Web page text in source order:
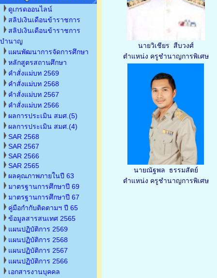
ดูเกรดออนไลน์
สลิปเงินเดือนข้าราชการ
สลิปเงินเดือนข้าราชการ
บำนาญ
แผนพัฒนาการจัดการศึกษา
หลักสูตรสถานศึกษา
คำสั่งแม่บท 2569
คำสั่งแม่บท 2568
คำสั่งแม่บท 2567
คำสั่งแม่บท 2566
ผลการประเมิน สมศ.(5)
ผลการประเมิน สมศ.(4)
SAR 2568
SAR 2567
SAR 2566
SAR 2565
ผลคุณภาพภายในปี 63
มาตรฐานการศึกษาปี 69
มาตรฐานการศึกษาปี 67
คู่มือกำกับติดตามฯ ปี 65
ข้อมูลสารสนเทศ 2565
แผนปฏิบัติการ 2569
แผนปฏิบัติการ 2568
แผนปฏิบัติการ 2567
แผนปฏิบัติการ 2566
เอกสารงานบุคคล
นายวิเชียร สืบวงศ์
ตำแหน่ง ครูชำนาญการพิเศษ
นายณัฐพล ธรรมสัตย์
ตำแหน่ง ครูชำนาญการพิเศษ